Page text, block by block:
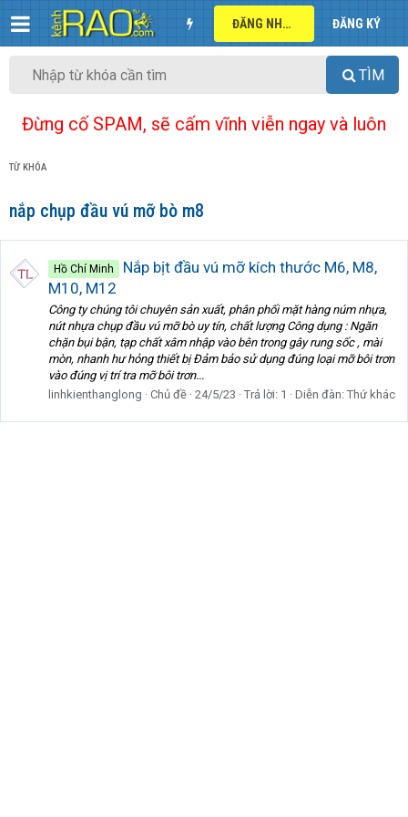
ĐĂNG NHẬP ĐĂNG KÝ
TÌM
Đừng cố SPAM, sẽ cấm vĩnh viễn ngay và luôn
TỪ KHÓA
nắp chụp đầu vú mỡ bò m8
Hồ Chí Minh
Nắp bịt đầu vú mỡ kích thước M6, M8,
M10, M12
Công ty chúng tôi chuyên sản xuất, phân phối mặt hàng núm nhựa,
nút nhựa chụp đầu vú mỡ bò uy tín, chất lượng Công dụng : Ngăn
chặn bụi bận, tạp chất xâm nhập vào bên trong gây rung sốc , mài
mòn, nhanh hư hỏng thiết bị Đảm bảo sử dụng đúng loại mỡ bôi trơn
vào đúng vị trí tra mỡ bôi trơn...
linhkienthanglong
Chủ đề 24/5/23 Trả lời: 1 Diễn đàn: Thứ khác